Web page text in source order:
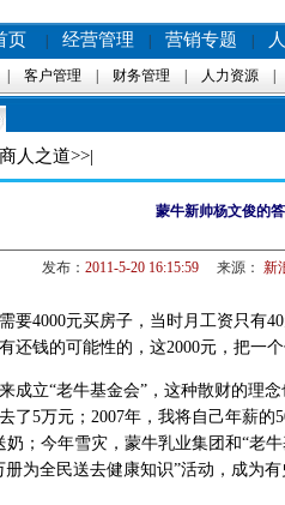
页 经营管理 营销专题
客户管理 财务管理 人力资源
商人之道>>|
蒙牛新帅杨文俊的
发布： 2011-5-20 16:15:59 来源： 新
4000元买房子，当时月工资只有
还钱的可能性的，这2000元，把一
立“老牛基金会”，这种散财的理念
了5万元；2007年，我将自己年薪
；今年雪灾，蒙牛乳业集团和“老
册为全民送去健康知识”活动，成为